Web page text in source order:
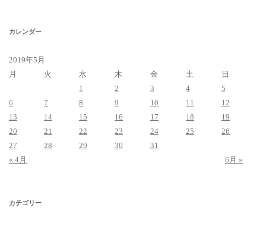
カレンダー
2019年5月
月
火 水 木 金 土
日
1
2 3 4
5
6
7 8 9 10 11
12
13
14 15 16 17 18
19
20
21 22 23 24 25
26
27
28 29 30
31
« 4月
6月 »
カテゴリー